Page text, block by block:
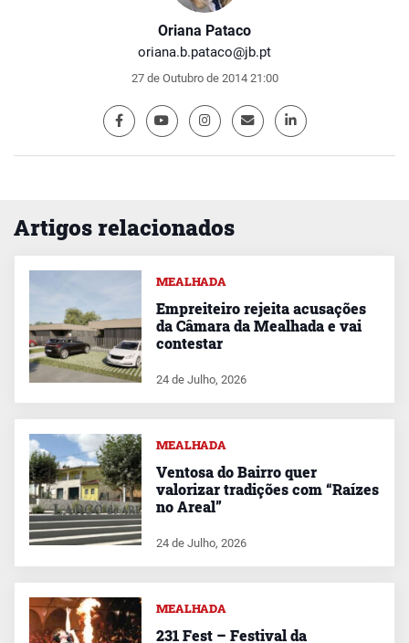
Oriana Pataco
oriana.b.pataco@jb.pt
27 de Outubro de 2014 21:00
Artigos relacionados
MEALHADA
Empreiteiro rejeita acusações
da Câmara da Mealhada e vai
contestar
24 de Julho, 2026
MEALHADA
Ventosa do Bairro quer
valorizar tradições com “Raízes
no Areal”
24 de Julho, 2026
MEALHADA
231 Fest – Festival da